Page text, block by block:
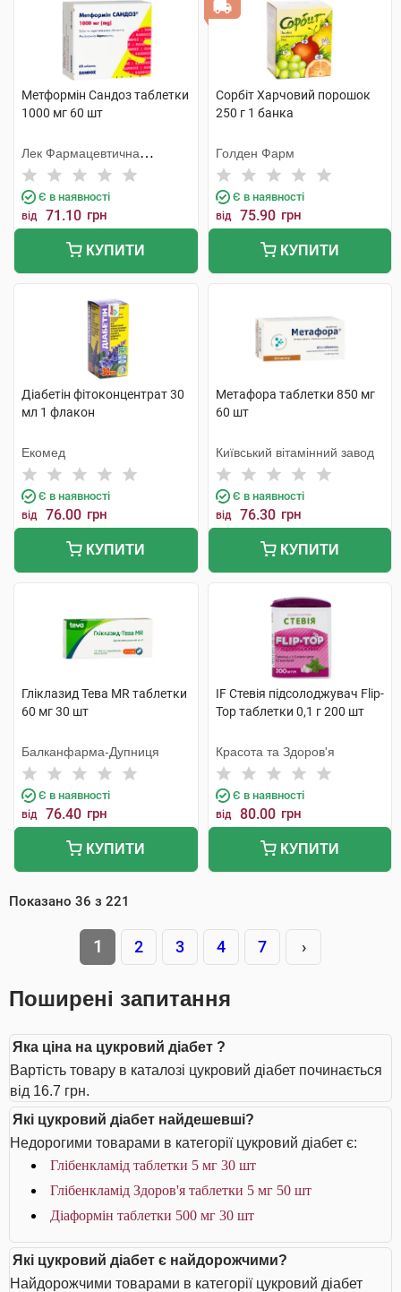
Метформін Сандоз таблетки
1000 мг 60 шт
Лек Фармацевтична
компанія
Є в наявності
від 71.10 грн
КУПИТИ
Сорбіт Харчовий порошок
250 г 1 банка
Голден Фарм
Є в наявності
від 75.90 грн
КУПИТИ
Діабетін фітоконцентрат 30
мл 1 флакон
Екомед
Є в наявності
від 76.00 грн
КУПИТИ
Метафора таблетки 850 мг
60 шт
Київський вітамінний завод
Є в наявності
від 76.30 грн
КУПИТИ
Гліклазид Тева MR таблетки
60 мг 30 шт
Балканфарма-Дупниця
Є в наявності
від 76.40 грн
КУПИТИ
IF Стевія підсолоджувач Flip-
Top таблетки 0,1 г 200 шт
Красота та Здоров'я
Є в наявності
від 80.00 грн
КУПИТИ
Показано 36 з 221
1 2 3 4 7 ›
Поширені запитання
Яка ціна на цукровий діабет ?
Вартість товару в каталозі цукровий діабет починається
від 16.7 грн.
Які цукровий діабет найдешевші?
Недорогими товарами в категорії цукровий діабет є:
Глібенкламід таблетки 5 мг 30 шт
Глібенкламід Здоров'я таблетки 5 мг 50 шт
Діаформін таблетки 500 мг 30 шт
Які цукровий діабет є найдорожчими?
Найдорожчими товарами в категорії цукровий діабет